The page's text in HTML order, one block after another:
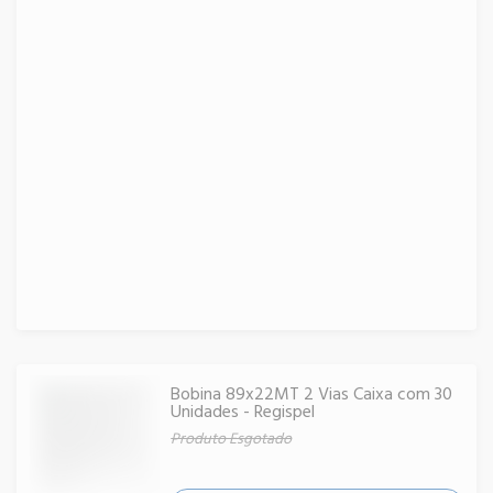
Bobina 89x22MT 2 Vias Caixa com 30
Unidades - Regispel
Produto Esgotado